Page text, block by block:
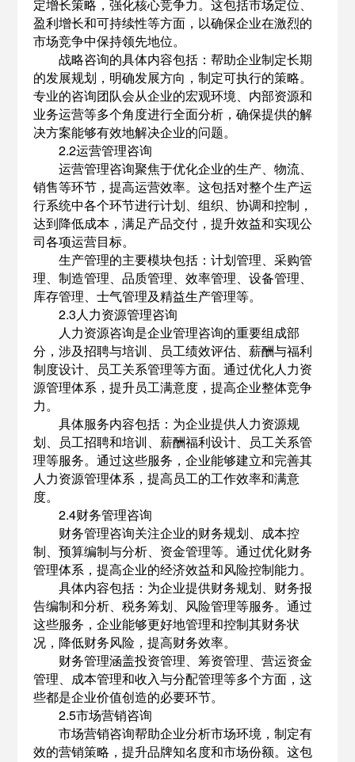
定增长策略，强化核心竞争力。这包括市场定位、
盈利增长和可持续性等方面，以确保企业在激烈的
市场竞争中保持领先地位。
战略咨询的具体内容包括：帮助企业制定长期
的发展规划，明确发展方向，制定可执行的策略。
专业的咨询团队会从企业的宏观环境、内部资源和
业务运营等多个角度进行全面分析，确保提供的解
决方案能够有效地解决企业的问题。
2.2运营管理咨询
运营管理咨询聚焦于优化企业的生产、物流、
销售等环节，提高运营效率。这包括对整个生产运
行系统中各个环节进行计划、组织、协调和控制，
达到降低成本，满足产品交付，提升效益和实现公
司各项运营目标。
生产管理的主要模块包括：计划管理、采购管
理、制造管理、品质管理、效率管理、设备管理、
库存管理、士气管理及精益生产管理等。
2.3人力资源管理咨询
人力资源咨询是企业管理咨询的重要组成部
分，涉及招聘与培训、员工绩效评估、薪酬与福利
制度设计、员工关系管理等方面。通过优化人力资
源管理体系，提升员工满意度，提高企业整体竞争
力。
具体服务内容包括：为企业提供人力资源规
划、员工招聘和培训、薪酬福利设计、员工关系管
理等服务。通过这些服务，企业能够建立和完善其
人力资源管理体系，提高员工的工作效率和满意
度。
2.4财务管理咨询
财务管理咨询关注企业的财务规划、成本控
制、预算编制与分析、资金管理等。通过优化财务
管理体系，提高企业的经济效益和风险控制能力。
具体内容包括：为企业提供财务规划、财务报
告编制和分析、税务筹划、风险管理等服务。通过
这些服务，企业能够更好地管理和控制其财务状
况，降低财务风险，提高财务效率。
财务管理涵盖投资管理、筹资管理、营运资金
管理、成本管理和收入与分配管理等多个方面，这
些都是企业价值创造的必要环节。
2.5市场营销咨询
市场营销咨询帮助企业分析市场环境，制定有
效的营销策略，提升品牌知名度和市场份额。这包